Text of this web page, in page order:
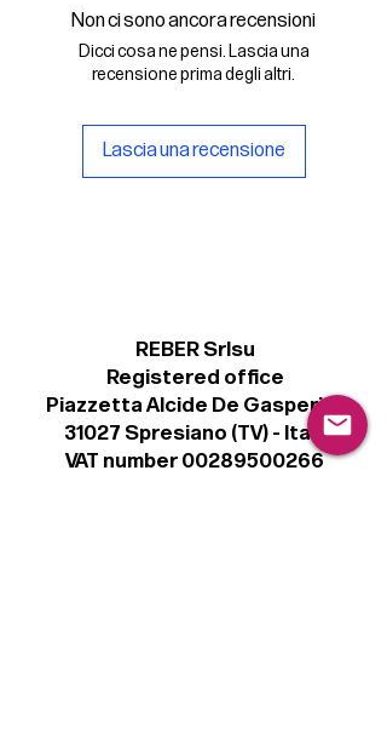
- la licenza d'uso delle grafiche
Il File SVG è compatibile con Adobe,
Cricut Design, Cricut
Procreate e Affinity
Non ci sono ancora recensioni
Dicci cosa ne pensi. Lascia una
recensione prima degli altri.
Lascia una recensione
REBER Srlsu
Registered office
Piazzetta Alcide De Gasperi, 3
31027 Spresiano (TV) - Italy
VAT number 00289500266